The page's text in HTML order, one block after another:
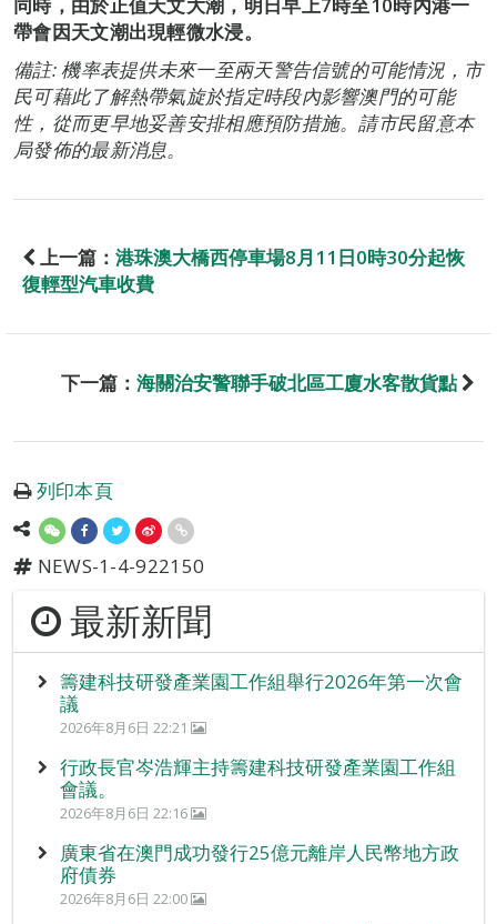
帶會因天文潮出現輕微水浸。
備註: 機率表提供未來一至兩天警告信號的可能情況，市
民可藉此了解熱帶氣旋於指定時段內影響澳門的可能
性，從而更早地妥善安排相應預防措施。請市民留意本
局發佈的最新消息。
上一篇： 港珠澳大橋西停車場8月11日0時30分起恢
復輕型汽車收費
下一篇： 海關治安警聯手破北區工廈水客散貨點
列印本頁
NEWS-1-4-922150
最新新聞
籌建科技研發產業園工作組舉行2026年第一次會
議
2026年8月6日 22:21
行政長官岑浩輝主持籌建科技研發產業園工作組
會議。
2026年8月6日 22:16
廣東省在澳門成功發行25億元離岸人民幣地方政
府債券
2026年8月6日 22:00